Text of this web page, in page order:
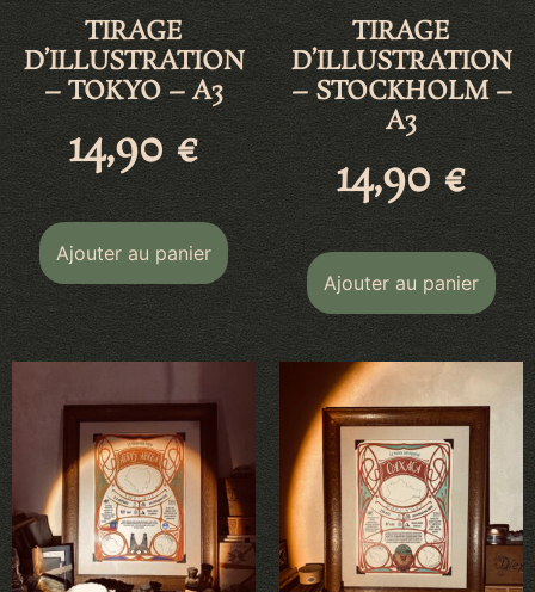
TIRAGE
D’ILLUSTRATION
– TOKYO – A3
14,90€
Ajouter au panier
TIRAGE
D’ILLUSTRATION
– STOCKHOLM –
A3
14,90€
Ajouter au panier